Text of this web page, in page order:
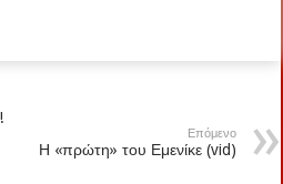
Επόμενο
Η «πρώτη» του Εμενίκε (vid)